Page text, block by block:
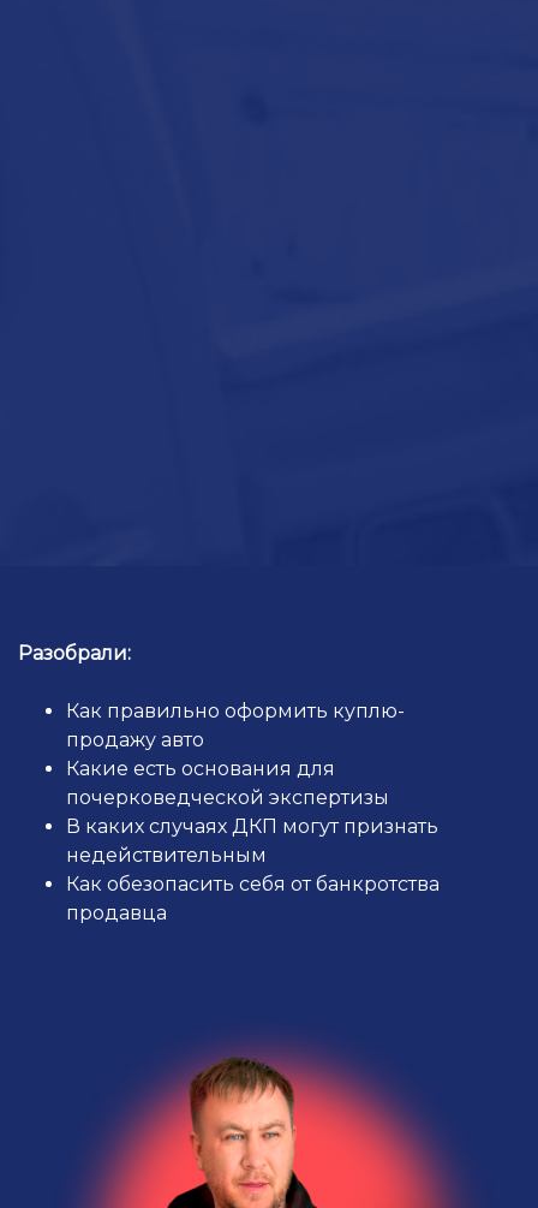
Разобрали:
Как правильно оформить куплю-
продажу авто
Какие есть основания для
почерковедческой экспертизы
В каких случаях ДКП могут признать
недействительным
Как обезопасить себя от банкротства
продавца